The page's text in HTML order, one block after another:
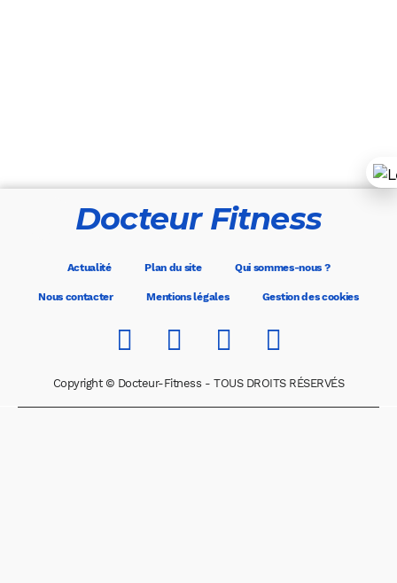
Docteur Fitness
Actualité Plan du site Qui sommes-nous ?
Nous contacter Mentions légales Gestion des cookies
Copyright © Docteur-Fitness - TOUS DROITS RÉSERVÉS